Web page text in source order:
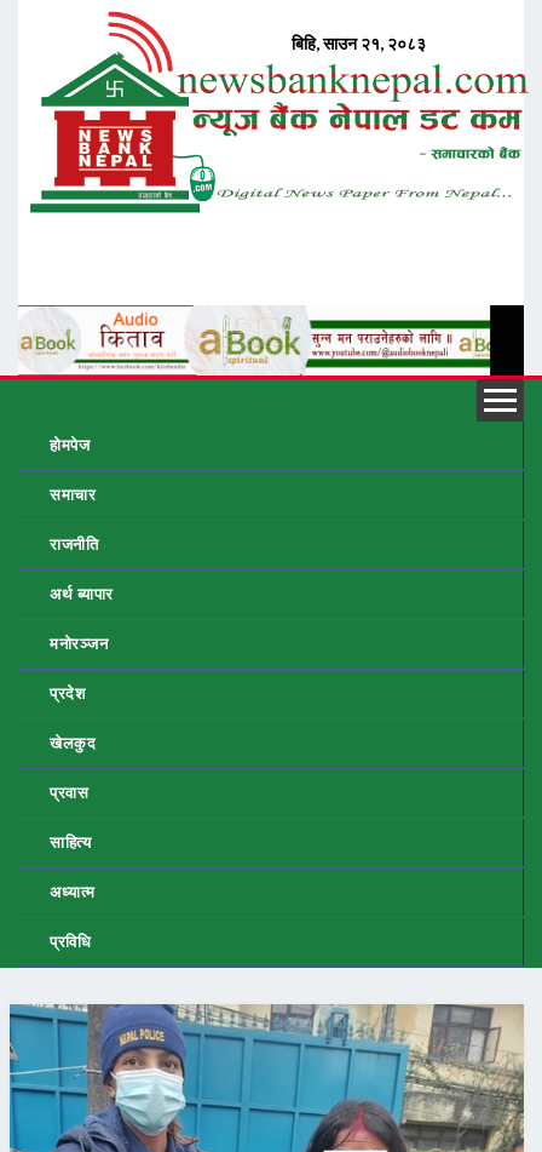
होमपेज
समाचार
राजनीति
अर्थ ब्यापार
मनोरञ्जन
प्रदेश
खेलकुद
प्रवास
साहित्य
अध्यात्म
प्रविधि